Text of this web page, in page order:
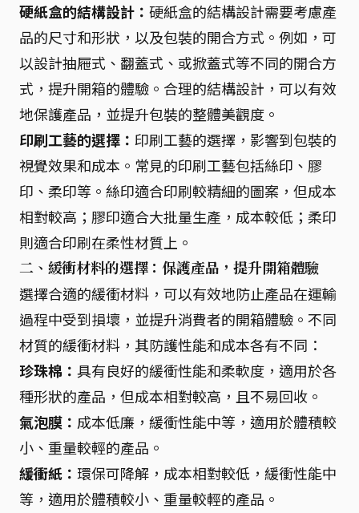
硬紙盒的結構設計： 硬紙盒的結構設計需要考慮產
品的尺寸和形狀，以及包裝的開合方式。例如，可
以設計抽屜式、翻蓋式、或掀蓋式等不同的開合方
式，提升開箱的體驗。合理的結構設計，可以有效
地保護產品，並提升包裝的整體美觀度。
印刷工藝的選擇： 印刷工藝的選擇，影響到包裝的
視覺效果和成本。常見的印刷工藝包括絲印、膠
印、柔印等。絲印適合印刷較精細的圖案，但成本
相對較高；膠印適合大批量生產，成本較低；柔印
則適合印刷在柔性材質上。
二、緩衝材料的選擇：保護產品，提升開箱體驗
選擇合適的緩衝材料，可以有效地防止產品在運輸
過程中受到損壞，並提升消費者的開箱體驗。不同
材質的緩衝材料，其防護性能和成本各有不同：
珍珠棉： 具有良好的緩衝性能和柔軟度，適用於各
種形狀的產品，但成本相對較高，且不易回收。
氣泡膜： 成本低廉，緩衝性能中等，適用於體積較
小、重量較輕的產品。
緩衝紙： 環保可降解，成本相對較低，緩衝性能中
等，適用於體積較小、重量較輕的產品。